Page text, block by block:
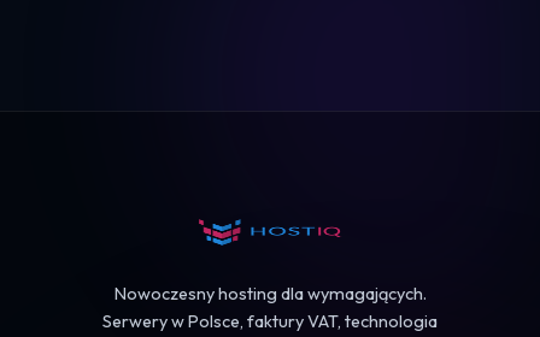
Nowoczesny hosting dla wymagających.
Serwery w Polsce, faktury VAT, technologia